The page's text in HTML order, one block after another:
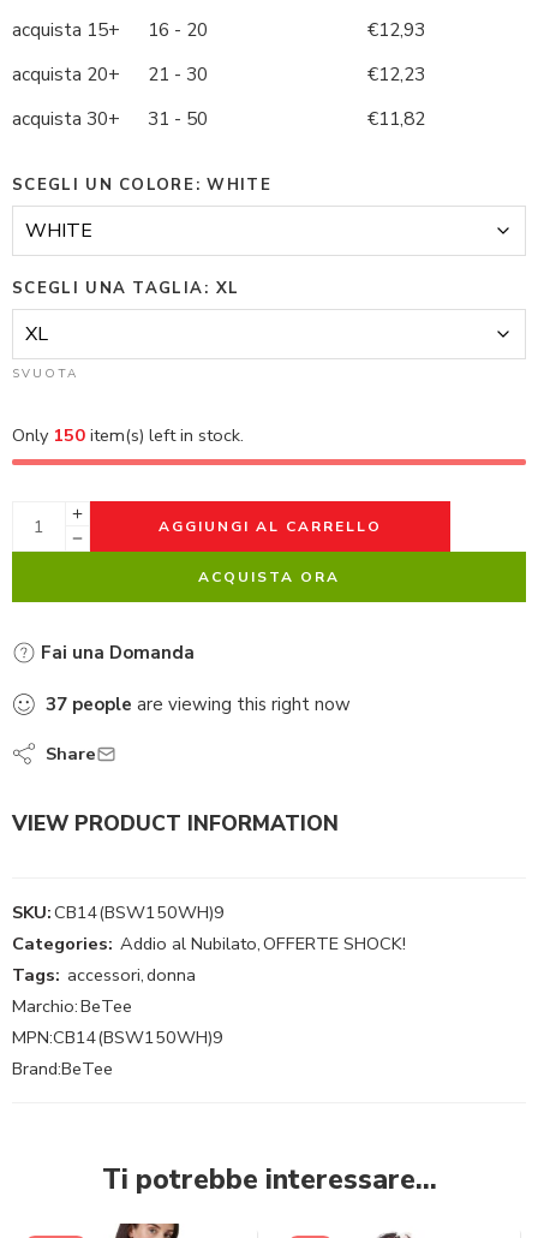
acquista 15+
16 - 20 €12,93
acquista 20+
21 - 30 €12,23
acquista 30+
31 - 50 €11,82
SCEGLI UN COLORE WHITE
SCEGLI UNA TAGLIA XL
SVUOTA
Only 150 item(s) left in stock.
AGGIUNGI AL CARRELLO
ACQUISTA ORA
Fai una Domanda
37 people are viewing this right now
Share
VIEW PRODUCT INFORMATION
SKU:CB14(BSW150WH)9
Categories: Addio al Nubilato,OFFERTE SHOCK!
Tags: accessori,donna
Marchio:BeTee
MPN:CB14(BSW150WH)9
Brand:BeTee
Ti potrebbe interessare…